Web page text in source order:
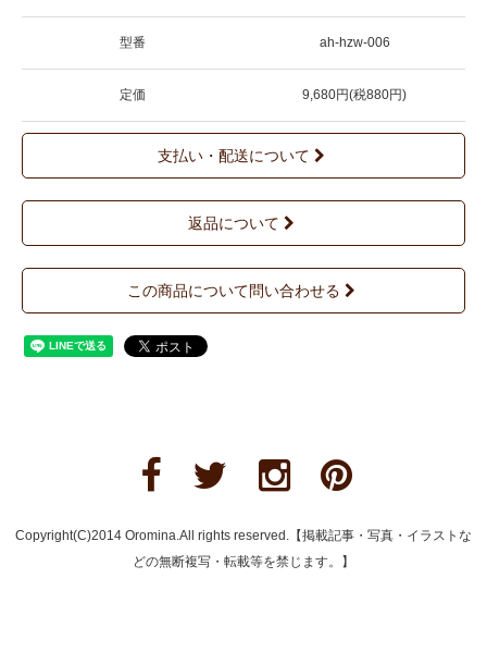
型番 ah-hzw-006
定価 9,680円(税880円)
支払い・配送について
返品について
この商品について問い合わせる
Copyright(C)2014 Oromina.All rights reserved.【掲載記事・写真・イラストな
どの無断複写・転載等を禁じます。】